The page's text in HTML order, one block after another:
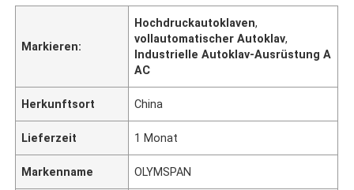
Markieren:
Hochdruckautoklaven,
vollautomatischer Autoklav,
Industrielle Autoklav-Ausrüstung A
AC
Herkunftsort China
Lieferzeit 1 Monat
Markenname OLYMSPAN